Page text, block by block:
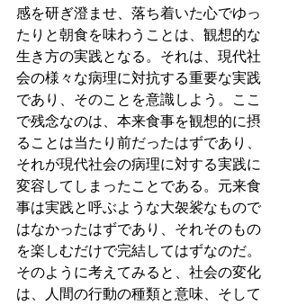
感を研ぎ澄ませ、落ち着いた心でゆっ
たりと朝食を味わうことは、観想的な
生き方の実践となる。それは、現代社
会の様々な病理に対抗する重要な実践
であり、そのことを意識しよう。ここ
で残念なのは、本来食事を観想的に摂
ることは当たり前だったはずであり、
それが現代社会の病理に対する実践に
変容してしまったことである。元来食
事は実践と呼ぶような大袈裟なもので
はなかったはずであり、それそのもの
を楽しむだけで完結してはずなのだ。
そのように考えてみると、社会の変化
は、人間の行動の種類と意味、そして